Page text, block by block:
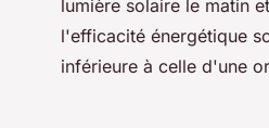
lumière solaire le matin
l'efficacité énergétique
inférieure à celle d'une